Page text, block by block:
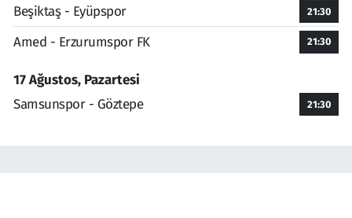
Beşiktaş - Eyüpspor 21:30
Amed - Erzurumspor FK 21:30
17 Ağustos, Pazartesi
Samsunspor - Göztepe
21:30